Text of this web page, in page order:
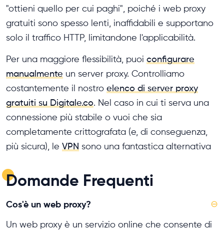
"ottieni quello per cui paghi", poiché i web proxy
gratuiti sono spesso lenti, inaffidabili e supportano
solo il traffico HTTP, limitandone l'applicabilità.
Per una maggiore flessibilità, puoi configurare
manualmente un server proxy. Controlliamo
costantemente il nostro elenco di server proxy
gratuiti su Digitale.co. Nel caso in cui ti serva una
connessione più stabile o vuoi che sia
completamente crittografata (e, di conseguenza,
più sicura), le VPN sono una fantastica alternativa
Domande Frequenti
Cos'è un web proxy? ⊖
Un web proxy è un servizio online che consente di